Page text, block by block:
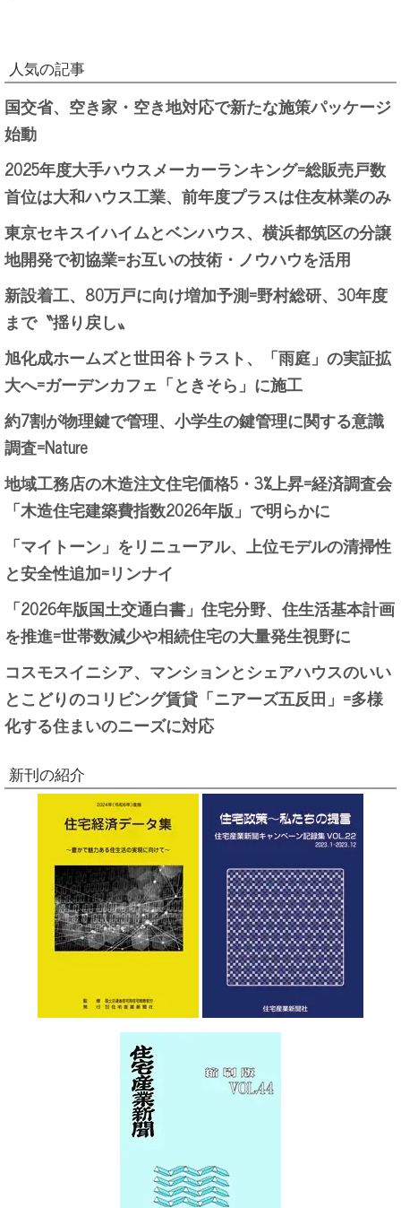
人気の記事
国交省、空き家・空き地対応で新たな施策パッケージ
始動
2025年度大手ハウスメーカーランキング=総販売戸数
首位は大和ハウス工業、前年度プラスは住友林業のみ
東京セキスイハイムとベンハウス、横浜都筑区の分譲
地開発で初協業=お互いの技術・ノウハウを活用
新設着工、80万戸に向け増加予測=野村総研、30年度
まで〝揺り戻し〟
旭化成ホームズと世田谷トラスト、「雨庭」の実証拡
大へ=ガーデンカフェ「ときそら」に施工
約7割が物理鍵で管理、小学生の鍵管理に関する意識
調査=Nature
地域工務店の木造注文住宅価格5・3%上昇=経済調査会
「木造住宅建築費指数2026年版」で明らかに
「マイトーン」をリニューアル、上位モデルの清掃性
と安全性追加=リンナイ
「2026年版国土交通白書」住宅分野、住生活基本計画
を推進=世帯数減少や相続住宅の大量発生視野に
コスモスイニシア、マンションとシェアハウスのいい
とこどりのコリビング賃貸「ニアーズ五反田」=多様
化する住まいのニーズに対応
新刊の紹介